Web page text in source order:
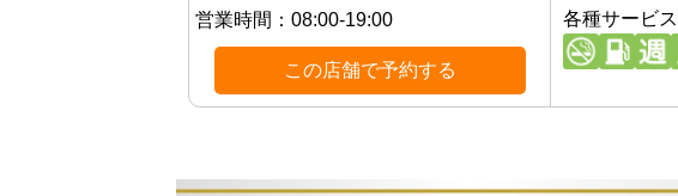
営業時間： 08:00-19:00
この店舗で予約する
各種サービス